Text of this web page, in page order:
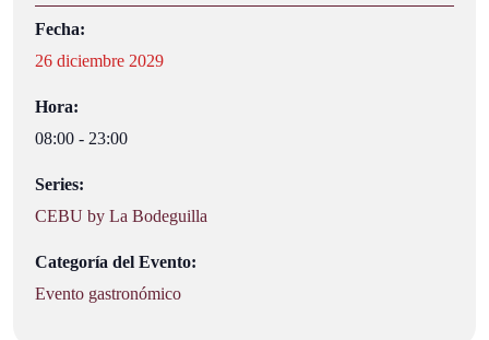
Fecha:
26 diciembre 2029
Hora:
08:00 - 23:00
Series:
CEBU by La Bodeguilla
Categoría del Evento:
Evento gastronómico